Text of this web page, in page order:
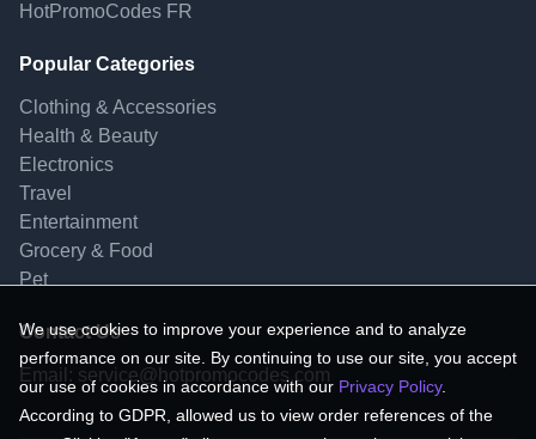
HotPromoCodes FR
Popular Categories
Clothing & Accessories
Health & Beauty
Electronics
Travel
Entertainment
Grocery & Food
Pet
Contact Us
Email: service@hotpromocodes.com
We use cookies to improve your experience and to analyze
performance on our site. By continuing to use our site, you accept
our use of cookies in accordance with our Privacy Policy.
According to GDPR, allowed us to view order references of the